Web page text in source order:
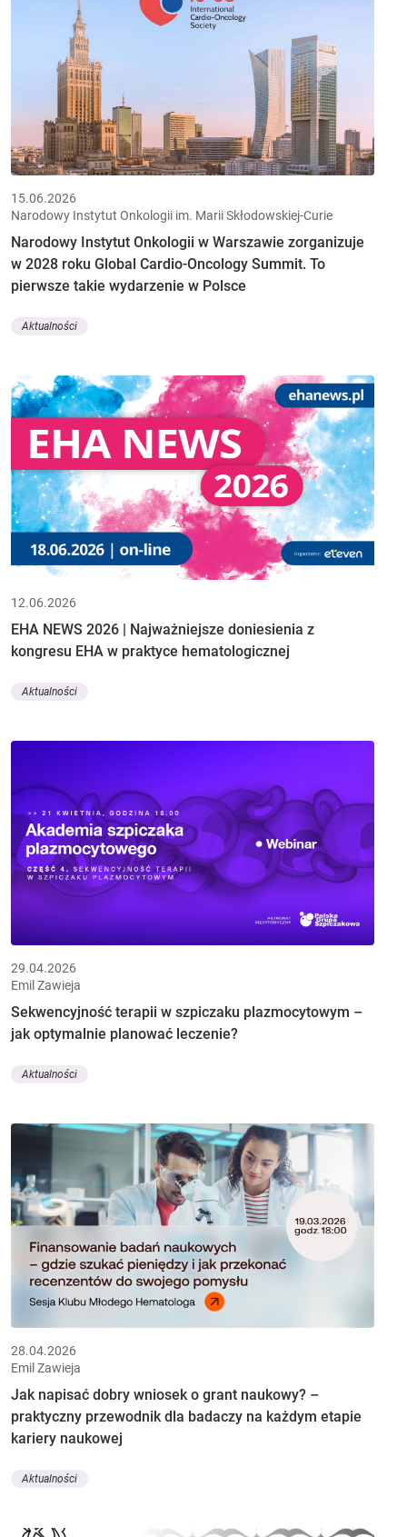
15.06.2026
Narodowy Instytut Onkologii im. Marii Skłodowskiej-Curie
Narodowy Instytut Onkologii w Warszawie zorganizuje
w 2028 roku Global Cardio-Oncology Summit. To
pierwsze takie wydarzenie w Polsce
Aktualności
12.06.2026
EHA NEWS 2026 | Najważniejsze doniesienia z
kongresu EHA w praktyce hematologicznej
Aktualności
29.04.2026
Emil Zawieja
Sekwencyjność terapii w szpiczaku plazmocytowym –
jak optymalnie planować leczenie?
Aktualności
28.04.2026
Emil Zawieja
Jak napisać dobry wniosek o grant naukowy? –
praktyczny przewodnik dla badaczy na każdym etapie
kariery naukowej
Aktualności